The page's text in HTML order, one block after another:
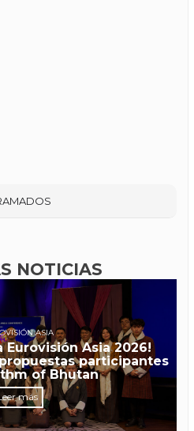
NOTICIAS
ASIA
Eurovisión Asia 2026!
participantes
of Bhutan
más